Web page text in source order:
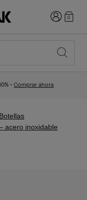
Iniciar0
-Comprar ahora
Botellas
acero inoxidable